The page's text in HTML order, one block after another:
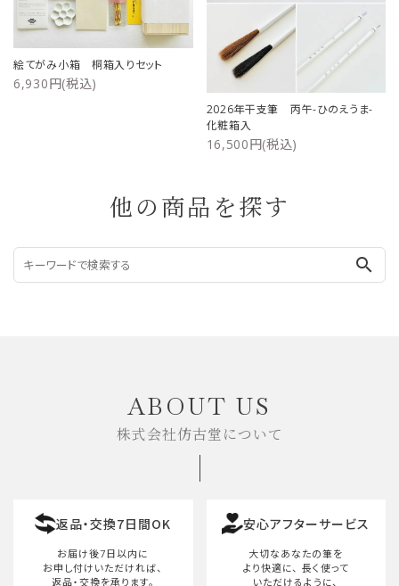
絵てがみ小箱 桐箱入りセット
6,930円(税込)
2026年干支筆 丙午-ひのえうま-
化粧箱入
16,500円(税込)
他の商品を探す
search
ABOUT US
株式会社仿古堂について
返品・交換7日間OK
お届け後7日以内に
お申し付けいただければ、
返品・交換を承ります。
安心アフターサービス
大切なあなたの筆を
より快適に、 長く使って
いただけるように、